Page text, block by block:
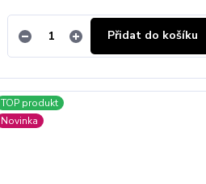
Přidat do košíku
TOP produkt
Novinka